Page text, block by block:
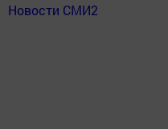
Новости СМИ2